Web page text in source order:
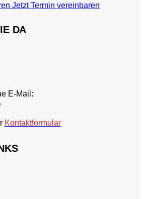
Jetzt Termin vereinbaren
DA
E-Mail:
Kontaktformular